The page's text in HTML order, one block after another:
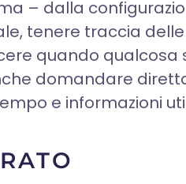
– dalla
tenere traccia
quando
domandare
e informazioni